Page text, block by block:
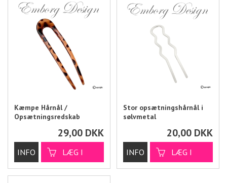
Kæmpe Hårnål /
Opsætningsredskab
29,00 DKK
Stor opsætningshårnål i
sølvmetal
20,00 DKK